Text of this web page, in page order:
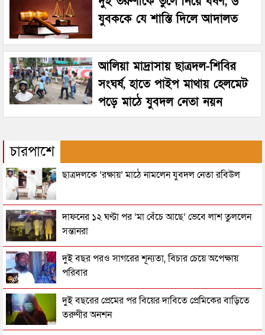
যুবককে যে শাস্তি দিলে আদালত
আলিয়া মাদ্রাসায় ছাত্রদল-শিবির
সংঘর্ষ, হাতে পাইপ মাথায় হেলমেট
পড়ে মাঠে যুবদল নেতা নয়ন
চারপাশে
ছাত্রদলকে ‘রক্ষায়’ মাঠে নামলেন যুবদল নেতা রবিউল
দাফনের ১২ ঘণ্টা পর ‘মা বেঁচে আছে’ ভেবে লাশ তুললেন
সন্তানরা
দুই বছর পরও সাগরের শূন্যতা, বিচার চেয়ে অপেক্ষায়
পরিবার
দুই বছরের প্রেমের পর বিয়ের দাবিতে প্রেমিকের বাড়িতে
তরুণীর অনশন